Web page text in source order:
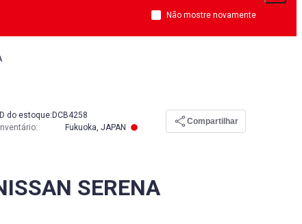
Não mostre novamente
SERENA
ID do estoque: DCB4258
: Fukuoka, JAPAN
Compartilhar